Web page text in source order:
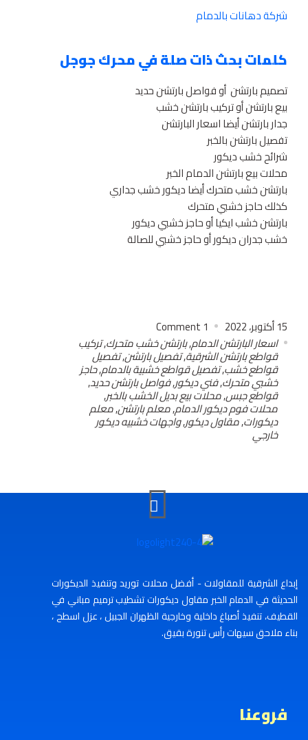
شركة دهانات بالدمام
كلمات بحث ذات صلة في محرك جوجل
تصميم بارتشن أو فواصل بارتشن حديد
بيع بارتشن أو تركيب بارتشن خشب
جدار بارتشن أيضا اسعار البارتشن
تفصيل بارتشن بالخبر
شرائح خشب ديكور
محلات بيع بارتشن الدمام الخبر
بارتشن خشب متحرك أيضا ديكور خشب جداري
كذلك حاجز خشبي متحرك
بارتشن خشب ايكيا أو حاجز خشبي ديكور
خشب جدران ديكور أو حاجز خشبي للصالة
15 أكتوبر، 2022 1
اسعار البارتشن الدمام,بارتشن خشب متحرك,تركيب
قواطع بارتشن الشرقية,تفصيل بارتشن,تفصيل
قواطع خشب,تفصيل قواطع خشبية بالدمام,حاجز
خشبي متحرك,فني ديكور,فواصل بارتشن حديد,
قواطع جبس,محلات بيع بديل الخشب بالخبر,
محلات فوم ديكور الدمام,معلم بارتشن,معلم
ديكورات,مقاول ديكور,واجهات خشبيه ديكور
خارجي
إبداع الشرقية للمقاولات - أفضل محلات توريد وتنفيذ الديكورات
الحديثة في الدمام الخبر مقاول ديكورات تشطيب ترميم مباني في
القطيف، تنفيذ أصباغ داخلية وخارجية الظهران الجبيل ، عزل اسطح ،
بناء ملاحق سيهات رأس تنورة بقيق.
فروعنا